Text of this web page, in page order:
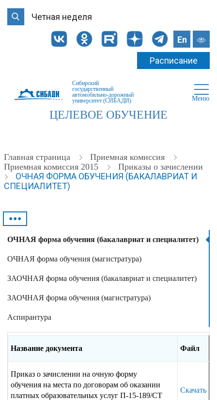
Четная неделя
En
Расписание
Сибирский
государственный
автомобильно-дорожный
университет (СИБАДИ)
Меню
ЦЕЛЕВОЕ ОБУЧЕНИЕ
Главная страница
Приемная комиссия
Приемная комиссия 2015
Приказы о зачислении
ОЧНАЯ ФОРМА ОБУЧЕНИЯ (БАКАЛАВРИАТ И
СПЕЦИАЛИТЕТ)
•••
ОЧНАЯ форма обучения (бакалавриат и специалитет)
ОЧНАЯ форма обучения (магистратура)
ЗАОЧНАЯ форма обучения (бакалавриат и специалитет)
ЗАОЧНАЯ форма обучения (магистратура)
Аспирантура
Название документа Файл
Приказ о зачислении на очную форму
обучения на места по договорам об оказании
платных образовательных услуг П-15-189/СТ
Скачать